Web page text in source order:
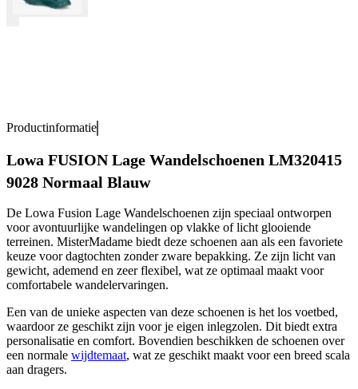
Productinformatie
Lowa FUSION Lage Wandelschoenen LM320415
9028 Normaal Blauw
De Lowa Fusion Lage Wandelschoenen zijn speciaal ontworpen
voor avontuurlijke wandelingen op vlakke of licht glooiende
terreinen. MisterMadame biedt deze schoenen aan als een favoriete
keuze voor dagtochten zonder zware bepakking. Ze zijn licht van
gewicht, ademend en zeer flexibel, wat ze optimaal maakt voor
comfortabele wandelervaringen.
Een van de unieke aspecten van deze schoenen is het los voetbed,
waardoor ze geschikt zijn voor je eigen inlegzolen. Dit biedt extra
personalisatie en comfort. Bovendien beschikken de schoenen over
een normale wijdtemaat, wat ze geschikt maakt voor een breed scala
aan dragers.